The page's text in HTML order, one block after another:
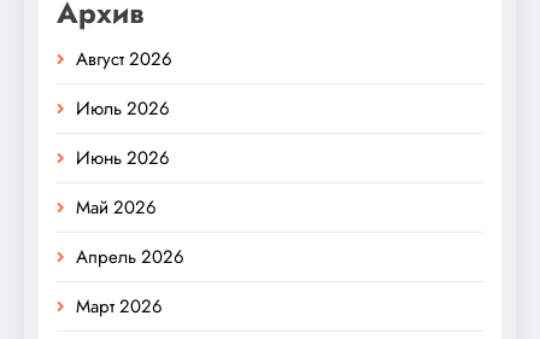
Архив
Август 2026
Июль 2026
Июнь 2026
Май 2026
Апрель 2026
Март 2026